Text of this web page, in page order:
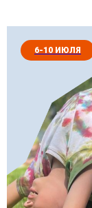
6-10 ИЮЛЯ